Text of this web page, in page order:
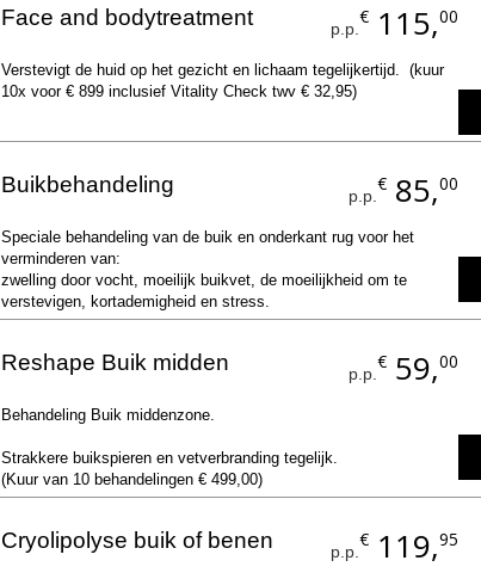
Face and bodytreatment
Verstevigt de huid op het gezicht en lichaam tegelijkertijd. (kuur
10x voor € 899 inclusief Vitality Check twv € 32,95)
p.p.
€115,00
Buikbehandeling
Speciale behandeling van de buik en onderkant rug voor het
verminderen van:
zwelling door vocht, moeilijk buikvet, de moeilijkheid om te
verstevigen, kortademigheid en stress.
p.p.
€85,00
Reshape Buik midden
Behandeling Buik middenzone.
Strakkere buikspieren en vetverbranding tegelijk.
(Kuur van 10 behandelingen € 499,00)
p.p.
€59,00
Cryolipolyse buik of benen p.p.
€119,95